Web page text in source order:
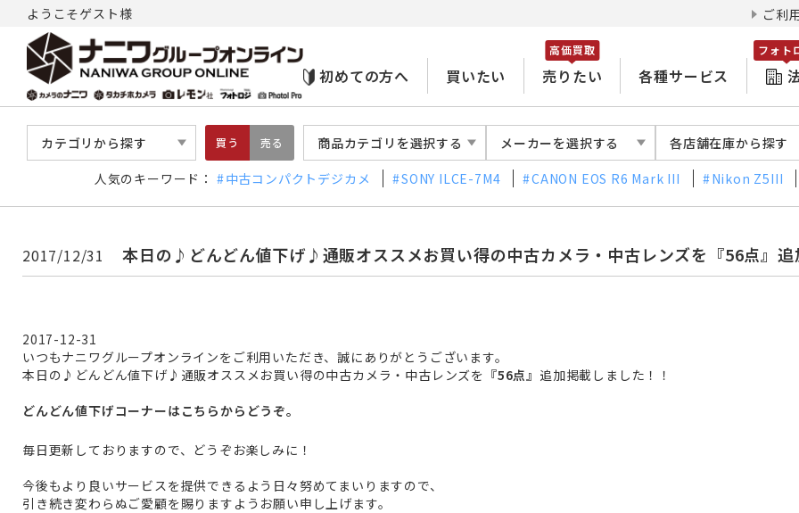
ようこそゲスト様 ご利
初めての方へ 買いたい 売りたい
高価買取
各種サービス
フォト
カテゴリから探す 買う 売る 商品カテゴリを選択する メーカーを選択する 各店舗在庫から探す
人気のキーワード： 中古コンパクトデジカメ SONY ILCE-7M4 CANON EOS R6 Mark III Nikon Z5III
2017/12/31 本日の♪どんどん値下げ♪通販オススメお買い得の中古カメラ・中古レンズを『56点』追
2017-12-31
いつもナニワグループオンラインをご利用いただき、誠にありがとうございます。
本日の♪どんどん値下げ♪通販オススメお買い得の中古カメラ・中古レンズを 『56点』 追加掲載 しました！！
どんどん値下げコーナーはこちらからどうぞ。
毎日更新しておりますので、どうぞお楽しみに！
今後もより良いサービスを提供できるよう日々努めてまいりますので、
引き続き変わらぬご愛顧を賜りますようお願い申し上げます。